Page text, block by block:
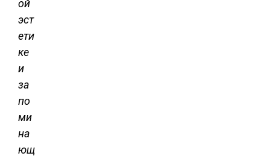
ой
эст
ети
ке
и
за
по
ми
на
ющ